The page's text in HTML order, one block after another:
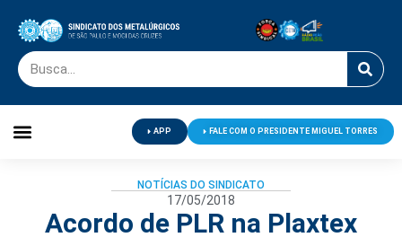
APP FALE COM O PRESIDENTE MIGUEL TORRES
NOTÍCIAS DO SINDICATO
17/05/2018
Acordo de PLR na Plaxtex